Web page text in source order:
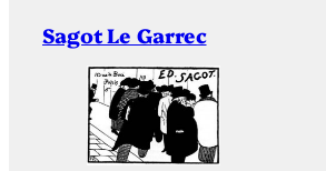
Sagot Le Garrec